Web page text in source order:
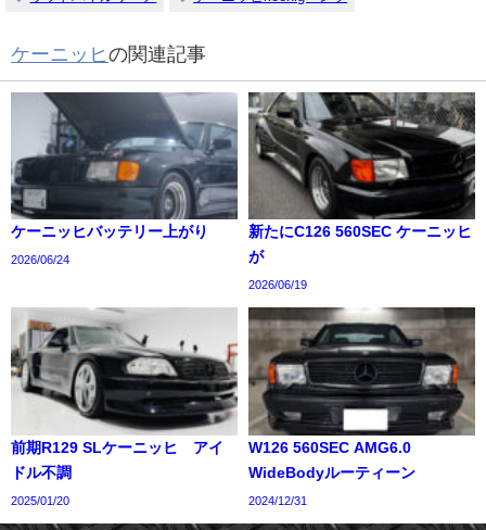
ケーニッヒ の関連記事
ケーニッヒバッテリー上がり
2026/06/24
新たにC126 560SEC ケーニッヒ
が
2026/06/19
前期R129 SLケーニッヒ アイ
ドル不調
2025/01/20
W126 560SEC AMG6.0
WideBodyルーティーン
2024/12/31